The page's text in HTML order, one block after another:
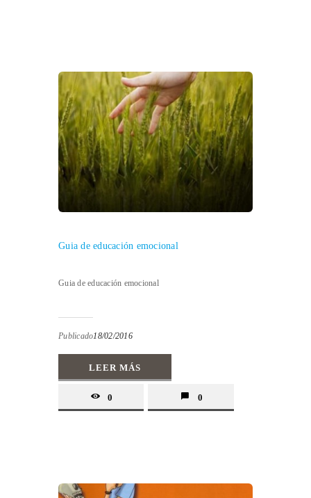
Guia de educación emocional
Guia de educación emocional
Publicado18/02/2016
LEER MÁS
0 0